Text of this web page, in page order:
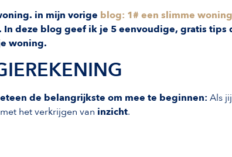
in mijn vorige blog: 1# een slimme woning
deze blog geef ik je 5 eenvoudige, gratis tips
woning.
de belangrijkste om mee te beginnen: Als jij
het verkrijgen van inzicht.